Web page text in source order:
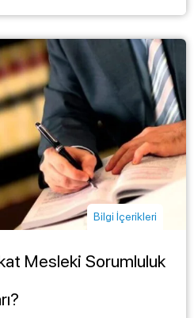
Bilgi İçerikleri
Mesleki Sorumluluk